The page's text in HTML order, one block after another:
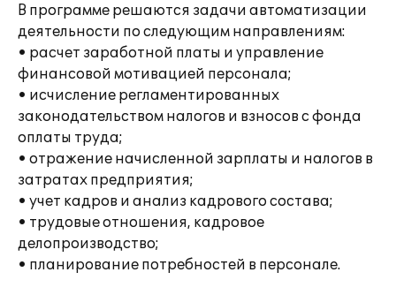
В программе решаются задачи автоматизации
деятельности по следующим направлениям:
• расчет заработной платы и управление
финансовой мотивацией персонала;
• исчисление регламентированных
законодательством налогов и взносов с фонда
оплаты труда;
• отражение начисленной зарплаты и налогов в
затратах предприятия;
• учет кадров и анализ кадрового состава;
• трудовые отношения, кадровое
делопроизводство;
• планирование потребностей в персонале.